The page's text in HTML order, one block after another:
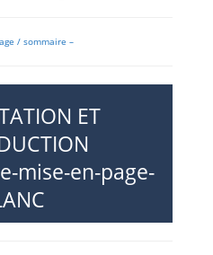
/ sommaire –
ET